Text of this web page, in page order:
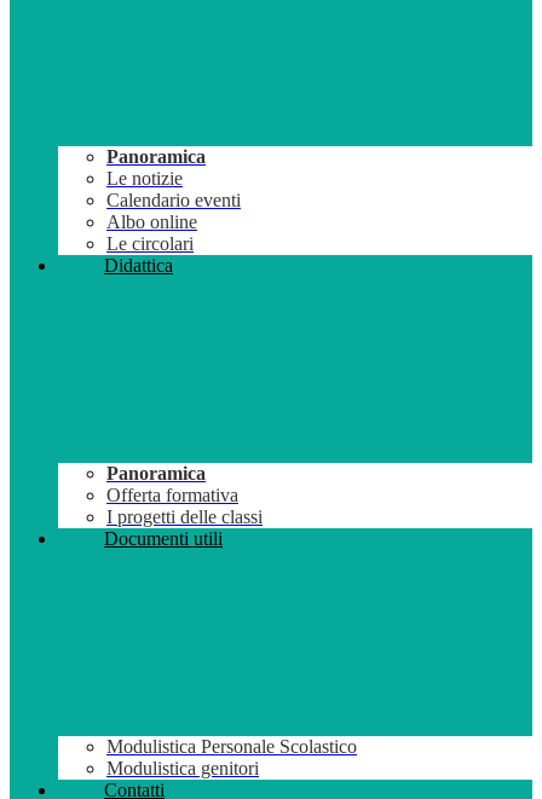
Panoramica
Le notizie
Calendario eventi
Albo online
Le circolari
Didattica
Panoramica
Offerta formativa
I progetti delle classi
Documenti utili
Modulistica Personale Scolastico
Modulistica genitori
Contatti